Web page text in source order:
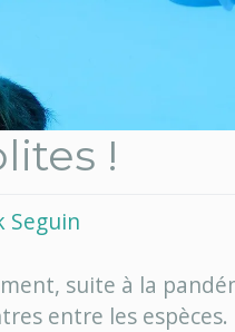
!
Seguin
suite à la
entre les espèces.